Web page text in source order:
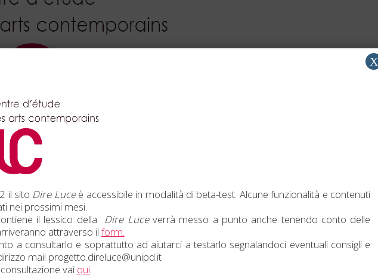
il sito Dire Luceè accessibile in modalità di beta-test. Alcune funzionalità e contenuti
nei prossimi mesi.
il lessico della Dire Luceverrà messo a punto anche tenendo conto delle
attraverso il form.
a consultarlo e soprattutto ad aiutarci a testarlo segnalandoci eventuali consigli e
mail progetto.direluce@unipd.it
vai qui.
X